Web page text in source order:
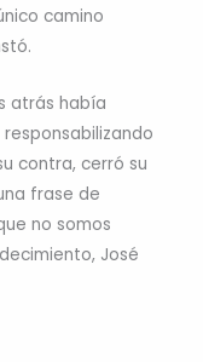
camino
atrás había
contra, cerró su
frase de
no somos
José